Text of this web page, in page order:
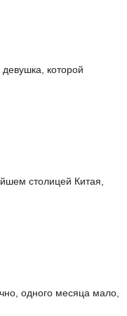
которой
столицей Китая,
одного месяца мало,